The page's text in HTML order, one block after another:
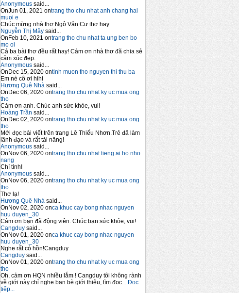
Anonymous said...
OnJun 01, 2021 ontrang tho chu nhat anh chang hai
muoi e
Chúc mừng nhà thơ Ngô Văn Cư thơ hay
Nguyễn Thị Mây said...
OnFeb 10, 2021 ontrang tho chu nhat ta ung ben bo
mo oi
Cả ba bài thơ đều rất hay! Cám ơn nhà thơ đã chia sẻ
cảm xúc đẹp.
Anonymous said...
OnDec 15, 2020 ontinh muon tho nguyen thi thu ba
Em nè cô ơi hihi
Hương Quê Nhà said...
OnDec 06, 2020 ontrang tho chu nhat ky uc mua ong
tho
Cảm ơn anh. Chúc anh sức khỏe, vui!
Hoàng Trần said...
OnDec 02, 2020 ontrang tho chu nhat ky uc mua ong
tho
Mới đọc bài viết trên trang Lê Thiếu Nhơn.Trẻ đã làm
lãnh đạo và rất tài năng!
Anonymous said...
OnNov 06, 2020 ontrang tho chu nhat tieng ai ho nho
nang
Chí tình!
Anonymous said...
OnNov 06, 2020 ontrang tho chu nhat ky uc mua ong
tho
Thơ lạ!
Hương Quê Nhà said...
OnNov 02, 2020 onca khuc cay bong nhac nguyen
huu duyen_30
Cảm ơn bạn đã động viên. Chúc bạn sức khỏe, vui!
Cangduy said...
OnNov 01, 2020 onca khuc cay bong nhac nguyen
huu duyen_30
Nghe rất có hồn!Cangduy
Cangduy said...
OnNov 01, 2020 ontrang tho chu nhat ky uc mua ong
tho
Oh, cảm ơn HQN nhiều lắm ! Cangduy tôi không rành
về giới này chỉ nghe bạn bè giới thiệu, tìm đọc... Đọc
tiếp...